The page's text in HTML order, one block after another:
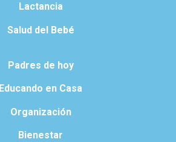
Lactancia
Salud del Bebé
Padres de hoy
Educando en Casa
Organización
Bienestar